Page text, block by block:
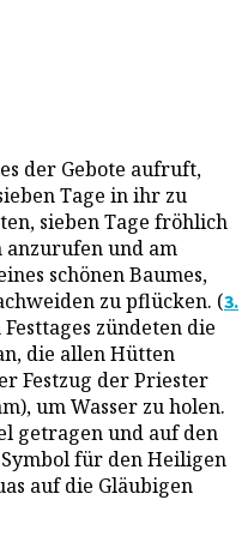
der Gebote aufruft,
Tage in ihr zu
sieben Tage fröhlich
anzurufen und am
schönen Baumes,
zu pflücken. (3.
zündeten die
die allen Hütten
Festzug der Priester
um Wasser zu holen.
getragen und auf den
für den Heiligen
auf die Gläubigen